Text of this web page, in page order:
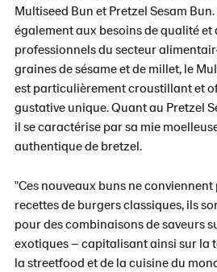
Multiseed Bun et Pretzel Sesam
également aux besoins de qualité et
professionnels du secteur
graines de sésame et de millet, le
est particulièrement croustillant et
gustative unique. Quant au Pretzel
il se caractérise par sa mie
authentique de bretzel.
"Ces nouveaux buns ne
recettes de burgers classiques, ils
pour des combinaisons de saveurs
exotiques – capitalisant ainsi sur la
la streetfood et de la cuisine du